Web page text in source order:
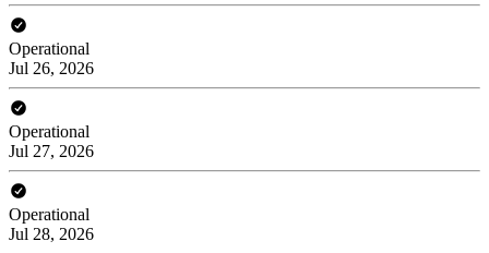
Operational
Jul 26, 2026
Operational
Jul 27, 2026
Operational
Jul 28, 2026